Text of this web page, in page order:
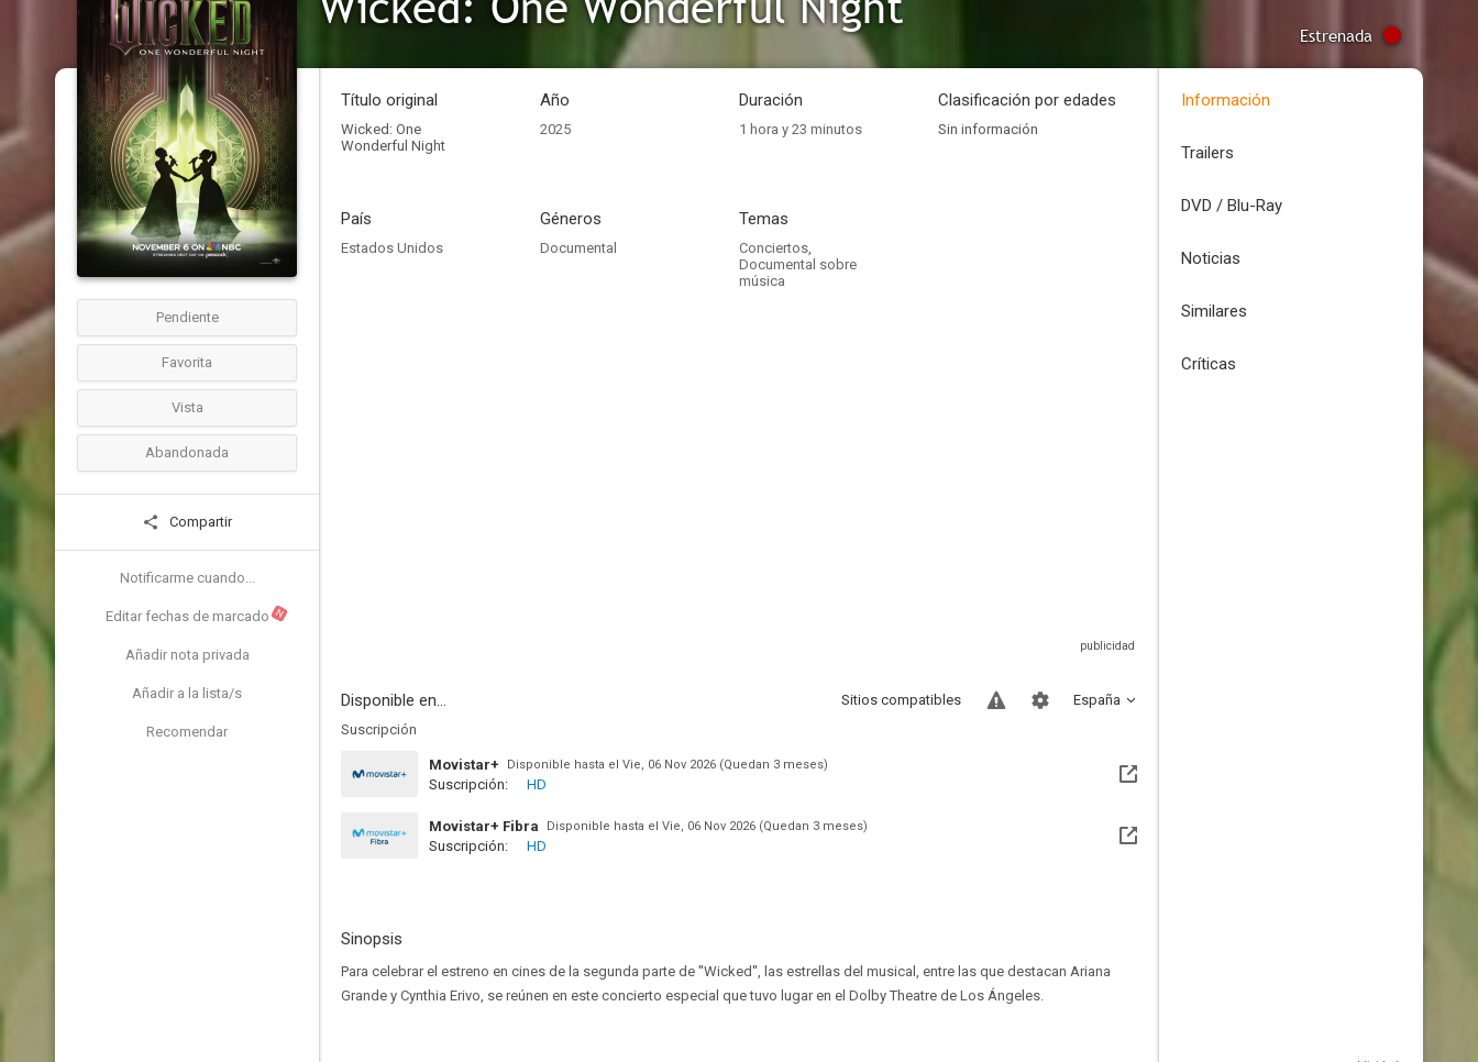
Estrenada
Pendiente
Favorita
Vista
Abandonada
Compartir
Notificarme cuando...
Editar fechas de marcado N
Añadir nota privada
Añadir a la lista/s
Recomendar
Título original
Wicked: One
Wonderful Night
Año
2025
Duración
1 hora y 23 minutos
Clasificación por edades
Sin información
País
Estados Unidos
Géneros
Documental
Temas
Conciertos,
Documental sobre
música
Disponible en... España
Sitios compatibles
Suscripción
Movistar+ Disponible hasta el Vie, 06 Nov 2026 (Quedan 3 meses)
Suscripción: HD
Movistar+ Fibra Disponible hasta el Vie, 06 Nov 2026 (Quedan 3 meses)
Suscripción: HD
Sinopsis
Para celebrar el estreno en cines de la segunda parte de ''Wicked'', las estrellas del musical, entre las que destacan Ariana
Grande y Cynthia Erivo, se reúnen en este concierto especial que tuvo lugar en el Dolby Theatre de Los Ángeles.
Información
Trailers
DVD / Blu-Ray
Noticias
Similares
Críticas